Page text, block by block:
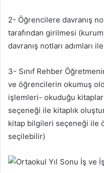
2- Öğrencilere davranış
tarafından girilmesi
davranış notları adımları
3- Sınıf Rehber
ve öğrencilerin okumuş
işlemleri- okuduğu kitaplar
seçeneği ile kitaplık
kitap bilgileri seçeneği ile
seçilebilir)